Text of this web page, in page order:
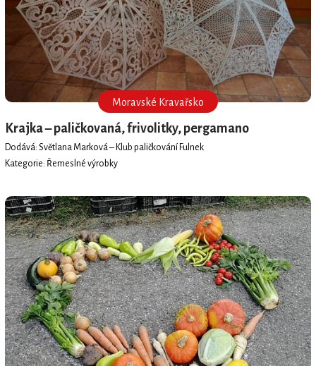
Moravské Kravařsko
Krajka – paličkovaná, frivolitky, pergamano
Dodává: Světlana Marková – Klub paličkování Fulnek
Kategorie: Řemeslné výrobky